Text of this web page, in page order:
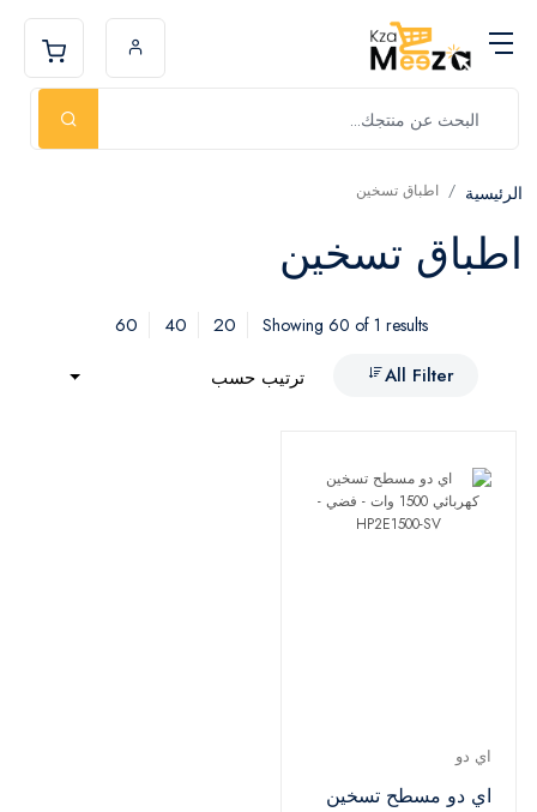
الرئيسية اطباق تسخين
اطباق تسخين
Showing 60 of 1 results
20
40
60
All Filter
ترتيب حسب
اي دو
اي دو مسطح تسخين